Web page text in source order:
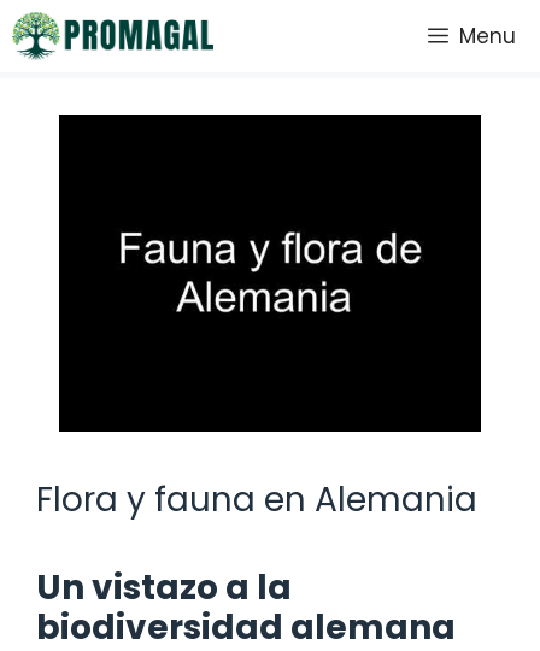
Saltar
al
Menu
Flora y fauna en Alemania
Un vistazo a la
biodiversidad alemana